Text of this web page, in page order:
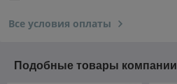
Все условия оплаты
Подобные товары компании